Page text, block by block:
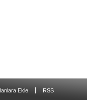
Ekle RSS